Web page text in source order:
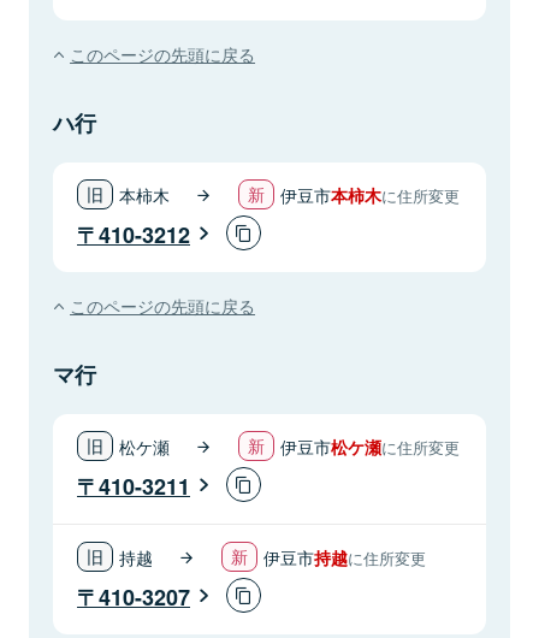
このページの先頭に戻る
ハ行
本柿木 伊豆市本柿木に住所変更
410-3212
このページの先頭に戻る
マ行
松ケ瀬 伊豆市松ケ瀬に住所変更
410-3211
持越 伊豆市持越に住所変更
410-3207